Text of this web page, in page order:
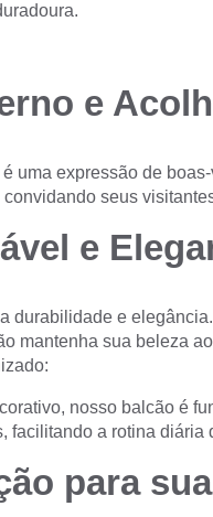
e
uma expressão de
seus
e
durabilidade e
mantenha sua beleza
nosso balcão é
facilitando a rotina diária
para